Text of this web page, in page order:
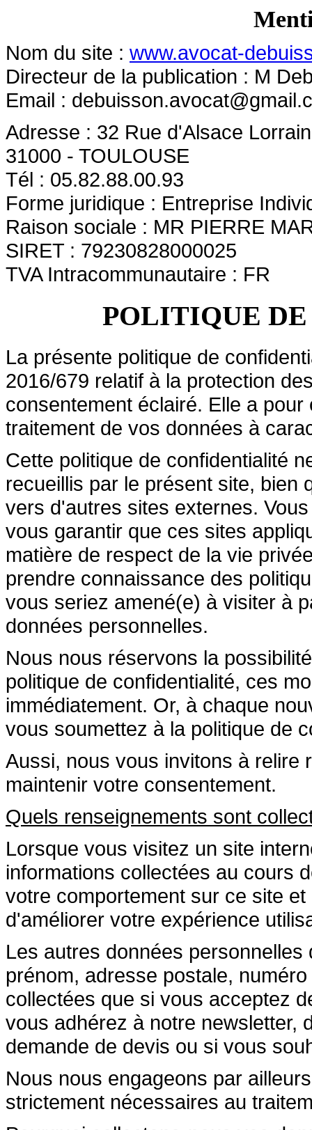
Nom du site : www.avocat-
Directeur de la publication : M
Email :
Adresse : 32 Rue d'Alsace
31000 - TOULOUSE
Tél : 05.82.88.00.93
Forme juridique : Entreprise
Raison sociale : MR PIERRE
SIRET : 79230828000025
TVA Intracommunautaire : FR
POLITIQUE
La présente politique de
2016/679 relatif à la protection
consentement éclairé. Elle a
traitement de vos données à
Cette politique de confidentialité
recueillis par le présent site, bien
vers d'autres sites externes.
vous garantir que ces sites
matière de respect de la vie
prendre connaissance des
vous seriez amené(e) à visiter à
données personnelles.
Nous nous réservons la
politique de confidentialité, ces
immédiatement. Or, à chaque
vous soumettez à la politique de
Aussi, nous vous invitons à relire
maintenir votre consentement.
Quels renseignements sont
Lorsque vous visitez un site
informations collectées au cours
votre comportement sur ce site
d'améliorer votre expérience
Les autres données
prénom, adresse postale,
collectées que si vous acceptez
vous adhérez à notre newsletter,
demande de devis ou si vous
Nous nous engageons par
strictement nécessaires au